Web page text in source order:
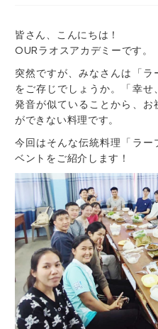
皆さん、こんにちは！
OURラオスアカデミーです。
突然ですが、みなさんは「
をご存じでしょうか。「幸せ
発音が似ていることから、お
ができない料理です。
今回はそんな伝統料理「ラー
ベントをご紹介します！